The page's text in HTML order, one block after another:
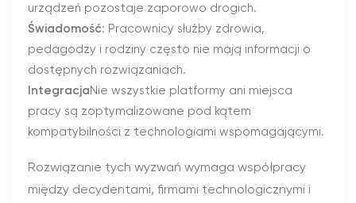
urządzeń pozostaje zaporowo drogich.
Świadomość: Pracownicy służby zdrowia,
pedagodzy i rodziny często nie mają informacji o
dostępnych rozwiązaniach.
IntegracjaNie wszystkie platformy ani miejsca
pracy są zoptymalizowane pod kątem
kompatybilności z technologiami wspomagającymi.
Rozwiązanie tych wyzwań wymaga współpracy
między decydentami, firmami technologicznymi i